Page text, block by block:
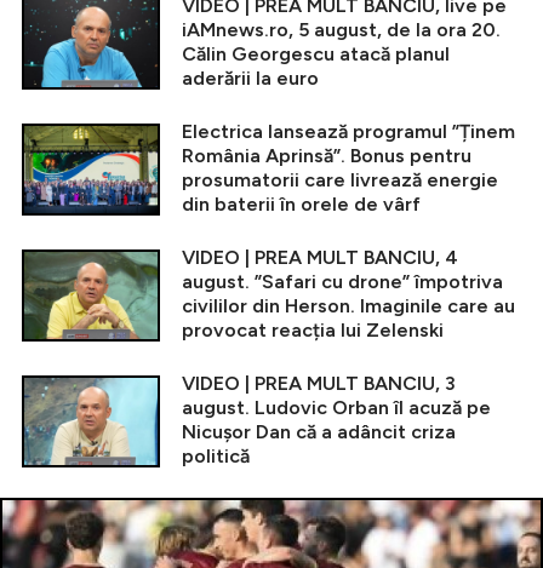
VIDEO | PREA MULT BANCIU, live pe
iAMnews.ro, 5 august, de la ora 20.
Călin Georgescu atacă planul
aderării la euro
Electrica lansează programul ”Ținem
România Aprinsă”. Bonus pentru
prosumatorii care livrează energie
din baterii în orele de vârf
VIDEO | PREA MULT BANCIU, 4
august. ”Safari cu drone” împotriva
civililor din Herson. Imaginile care au
provocat reacția lui Zelenski
VIDEO | PREA MULT BANCIU, 3
august. Ludovic Orban îl acuză pe
Nicușor Dan că a adâncit criza
politică